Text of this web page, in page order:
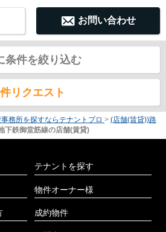
お問い合わせ
条件を絞り込む
リクエスト
務所を探すならテナントプロ > (店舗(賃貸))路
下鉄御堂筋線の店舗(賃貸)
テナントを探す
物件オーナー様
成約物件